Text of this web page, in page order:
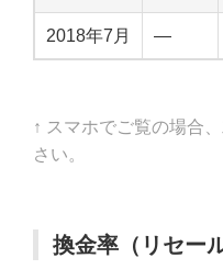
2018年7月 —
↑ スマホでご覧の場合
さい。
換金率（リセー